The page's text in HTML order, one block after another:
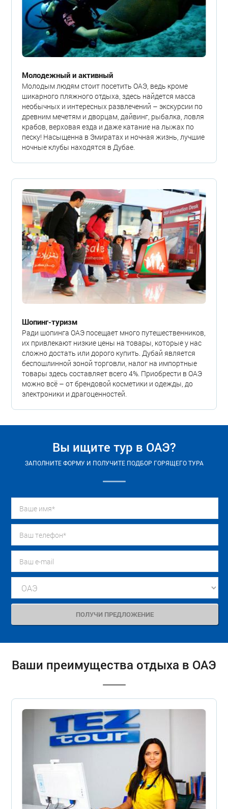
Молодежный и активный
Молодым людям стоит посетить ОАЭ, ведь кроме
шикарного пляжного отдыха, здесь найдется масса
необычных и интересных развлечений – экскурсии по
древним мечетям и дворцам, дайвинг, рыбалка, ловля
крабов, верховая езда и даже катание на лыжах по
песку! Насыщенна в Эмиратах и ночная жизнь, лучшие
ночные клубы находятся в Дубае.
Шопинг-туризм
Ради шопинга ОАЭ посещает много путешественников,
их привлекают низкие цены на товары, которые у нас
сложно достать или дорого купить. Дубай является
беспошлинной зоной торговли, налог на импортные
товары здесь составляет всего 4%. Приобрести в ОАЭ
можно всё – от брендовой косметики и одежды, до
электроники и драгоценностей.
Вы ищите тур в ОАЭ?
ЗАПОЛНИТЕ ФОРМУ И ПОЛУЧИТЕ ПОДБОР ГОРЯЩЕГО ТУРА
Ваши преимущества отдыха в ОАЭ